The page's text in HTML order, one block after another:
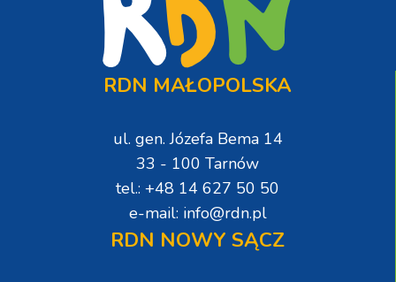
RDN MAŁOPOLSKA
ul. gen. Józefa Bema 14
33 - 100 Tarnów
tel.: +48 14 627 50 50
e-mail: info@rdn.pl
RDN NOWY SĄCZ